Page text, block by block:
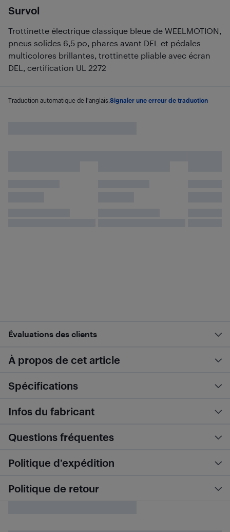
Survol
Trottinette électrique classique bleue de WEELMOTION,
pneus solides 6,5 po, phares avant DEL et pédales
multicolores brillantes, trottinette pliable avec écran
DEL, certification UL 2272
Traduction automatique de l'anglais. Signaler une erreur de traduction
Évaluations des clients
À propos de cet article
Spécifications
Infos du fabricant
Questions fréquentes
Politique d’expédition
Politique de retour